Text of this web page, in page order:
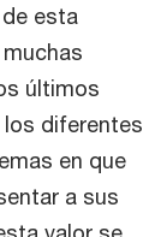
esta
últimos
los diferentes
en que
a sus